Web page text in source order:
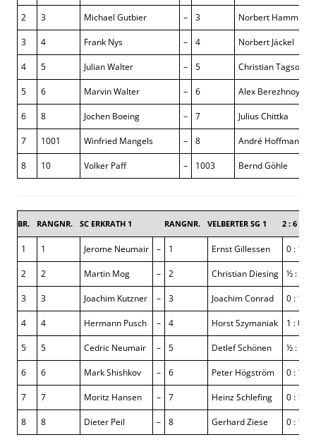
2 3 Michael Gutbier – 3 Norbert Hamm
3 4 Frank Nys – 4 Norbert Jäckel
4 5 Julian Walter – 5 Christian Tagsold
5 6 Marvin Walter – 6 Alex Berezhnoy
6 8 Jochen Boeing – 7 Julius Chittka
7 1001 Winfried Mangels – 8 André Hoffmann
8 10 Volker Paff – 1003 Bernd Göhle
BR. RANGNR. SC ERKRATH 1 RANGNR. VELBERTER SG 1 2 : 6
1 1 Jerome Neumair – 1 Ernst Gillessen 0 : 1
2 2 Martin Mog – 2 Christian Diesing ½ : ½
3 3 Joachim Kutzner – 3 Joachim Conrad 0 : 1
4 4 Hermann Pusch – 4 Horst Szymaniak 1 : 0
5 5 Cedric Neumair – 5 Detlef Schönen ½ : ½
6 6 Mark Shishkov – 6 Peter Högström 0 : 1
7 7 Moritz Hansen – 7 Heinz Schlefing 0 : 1
8 8 Dieter Peil – 8 Gerhard Ziese 0 : 1